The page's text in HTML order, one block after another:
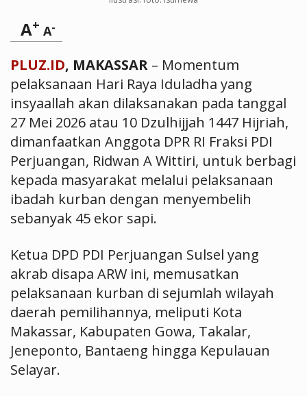
A+ A-
PLUZ.ID, MAKASSAR – Momentum
pelaksanaan Hari Raya Iduladha yang
insyaallah akan dilaksanakan pada tanggal
27 Mei 2026 atau 10 Dzulhijjah 1447 Hijriah,
dimanfaatkan Anggota DPR RI Fraksi PDI
Perjuangan, Ridwan A Wittiri, untuk berbagi
kepada masyarakat melalui pelaksanaan
ibadah kurban dengan menyembelih
sebanyak 45 ekor sapi.
Ketua DPD PDI Perjuangan Sulsel yang
akrab disapa ARW ini, memusatkan
pelaksanaan kurban di sejumlah wilayah
daerah pemilihannya, meliputi Kota
Makassar, Kabupaten Gowa, Takalar,
Jeneponto, Bantaeng hingga Kepulauan
Selayar.